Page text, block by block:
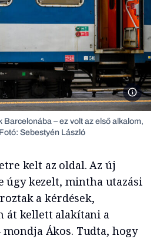
Tóth
– ez volt az első alkalom,
Sebestyén László
kelt az oldal. Az új
úgy kezelt, mintha utazási
a kérdések,
át kellett alakítani a
Ákos. Tudta, hogy